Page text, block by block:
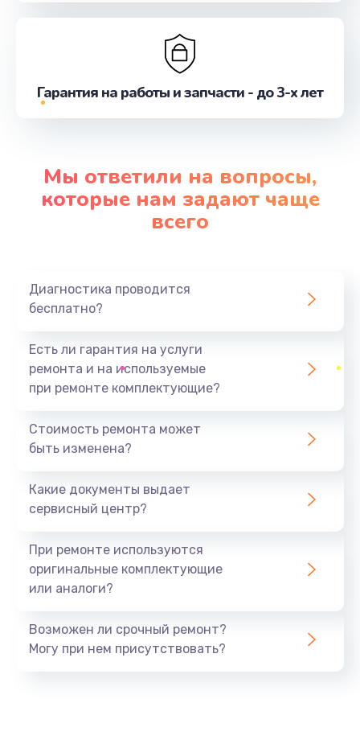
Гарантия на работы и запчасти - до 3-х лет
Мы ответили на вопросы,
которые нам задают чаще
всего
Диагностика проводится
бесплатно?
Есть ли гарантия на услуги
ремонта и на используемые
при ремонте комплектующие?
Стоимость ремонта может
быть изменена?
Какие документы выдает
сервисный центр?
При ремонте используются
оригинальные комплектующие
или аналоги?
Возможен ли срочный ремонт?
Могу при нем присутствовать?